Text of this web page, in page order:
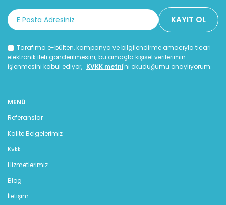
edilmektedir. Dünyanın
neresinde olursanız olun
kullanabileceğiniz bir
markadır.
dünya genelinde binlerce
uygulamada tercih
nerede olursanız olun
güvenle kullanabileceğiniz
bir markadır.
Tarafıma e-bülten, kampanya ve bilgilendirme amacıyla ticari
elektronik ileti gönderilmesini; bu amaçla kişisel verilerimin
işlenmesini kabul ediyor, KVKK metni'ni okuduğumu onaylıyorum.
MENÜ
Referanslar
Kalite Belgelerimiz
Kvkk
Hizmetlerimiz
Blog
İletişim